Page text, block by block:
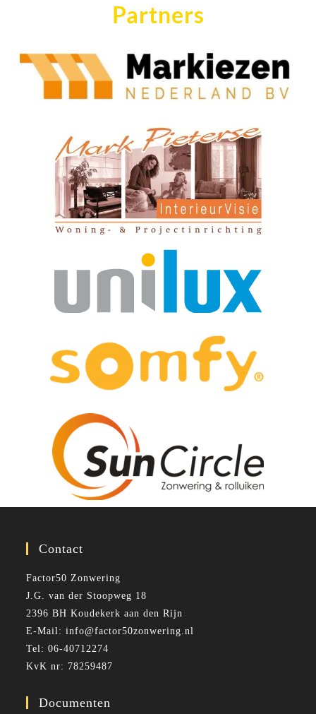
Partners
Contact
Factor50 Zonwering
J.G. van der Stoopweg 18
2396 BH Koudekerk aan den Rijn
E-Mail: info@factor50zonwering.nl
Tel: 06-40712274
KvK nr: 78259487
Documenten